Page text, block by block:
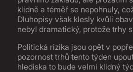
klidně a téměř se nepohnuly,
Dluhopisy však klesly kvůli
nebyl dramatický, protože trhy
Politická rizika jsou opět v
pozornost trhů tento týden
hlediska to bude velmi klidný